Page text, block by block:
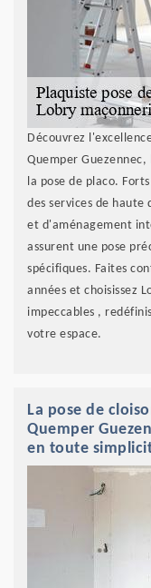
Découvrez
Quemper
la pose de placo.
des services de
et d'aménagement
assurent une pose
spécifiques. Faites
années et choisissez
impeccables ,
votre espace.
La pose de
Quemper
en toute